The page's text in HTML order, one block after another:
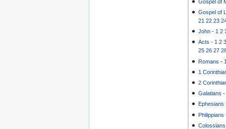
Gospel of
Gospel of
21 22 23
John - 1 2
Acts -1 2
25 26 27
Romans -
1
2
Galatians
Ephesians
Philippians
Colossians